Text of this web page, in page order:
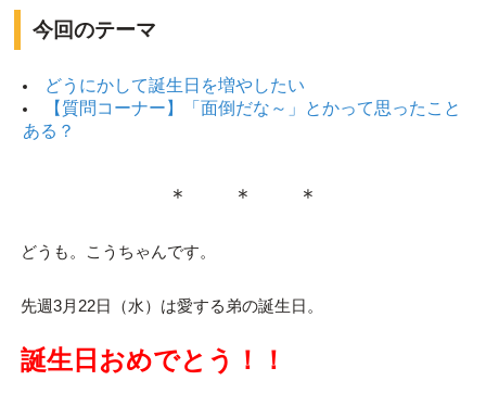
今回のテーマ
どうにかして誕生日を増やしたい
【質問コーナー】「面倒だな～」とかって思ったこと
ある？
＊ ＊ ＊
どうも。こうちゃんです。
先週3月22日（水）は愛する弟の誕生日。
誕生日おめでとう！！